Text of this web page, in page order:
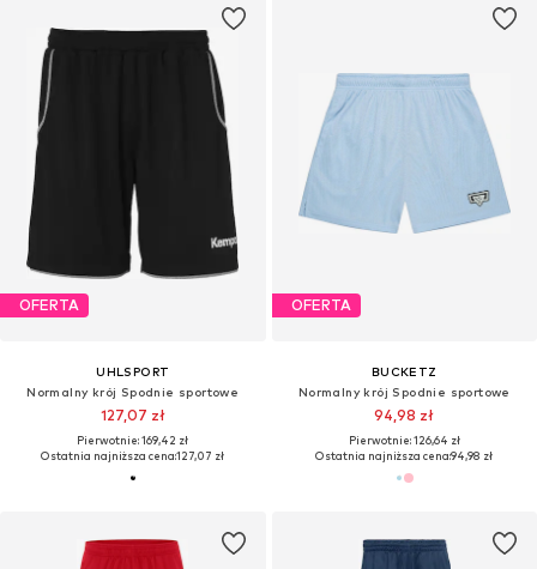
OFERTA
UHLSPORT
Normalny krój Spodnie sportowe
127,07 zł
Pierwotnie: 169,42 zł
Ostatnia najniższa cena:127,07 zł
OFERTA
BUCKETZ
Normalny krój Spodnie sportowe
94,98 zł
Pierwotnie: 126,64 zł
Ostatnia najniższa cena:94,98 zł